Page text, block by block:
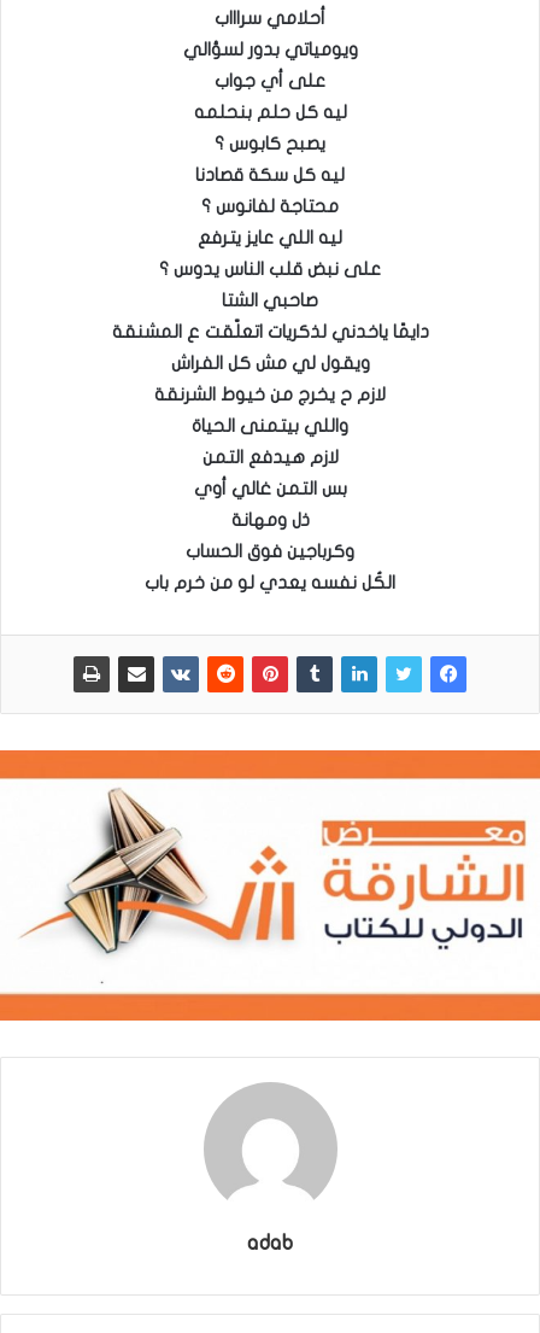
أحلامي سراااب
ويومياتي بدور لسؤالي
على أي جواب
ليه كل حلم بنحلمه
يصبح كابوس ؟
ليه كل سكة قصادنا
محتاجة لفانوس ؟
ليه اللي عايز يترفع
على نبض قلب الناس يدوس ؟
صاحبي الشتا
دايمًا ياخدني لذكريات اتعلّقت ع المشنقة
ويقول لي مش كل الفراش
لازم ح يخرج من خيوط الشرنقة
واللي بيتمنى الحياة
لازم هيدفع التمن
بس التمن غالي أوي
ذل ومهانة
وكرباجين فوق الحساب
الكُل نفسه يعدي لو من خرم باب
adab